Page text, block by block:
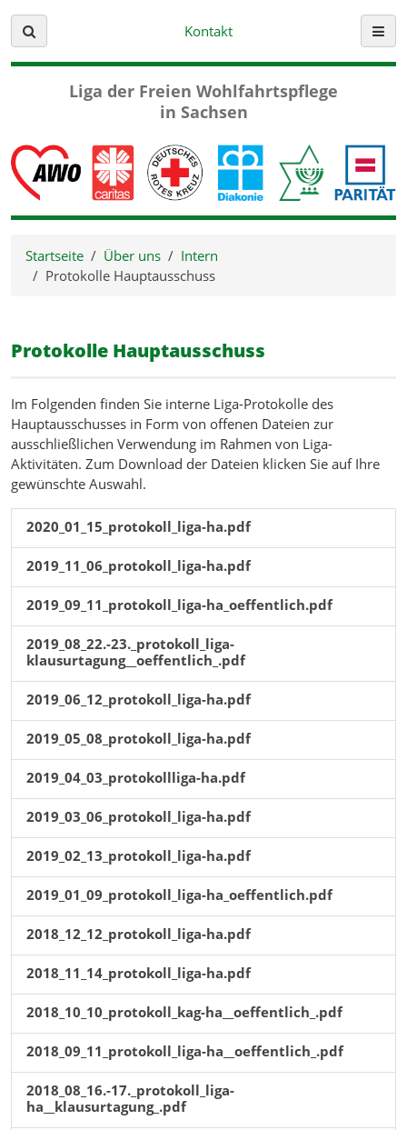
Suche
Kontakt
Liga der Freien Wohlfahrtspflege
in Sachsen
Startseite Über uns
Intern
Protokolle Hauptausschuss
Protokolle Hauptausschuss
Im Folgenden finden Sie interne Liga-Protokolle des
Hauptausschusses in Form von offenen Dateien zur
ausschließlichen Verwendung im Rahmen von Liga-
Aktivitäten. Zum Download der Dateien klicken Sie auf Ihre
gewünschte Auswahl.
2020_01_15_protokoll_liga-ha.pdf
2019_11_06_protokoll_liga-ha.pdf
2019_09_11_protokoll_liga-ha_oeffentlich.pdf
2019_08_22.-23._protokoll_liga-
klausurtagung__oeffentlich_.pdf
2019_06_12_protokoll_liga-ha.pdf
2019_05_08_protokoll_liga-ha.pdf
2019_04_03_protokollliga-ha.pdf
2019_03_06_protokoll_liga-ha.pdf
2019_02_13_protokoll_liga-ha.pdf
2019_01_09_protokoll_liga-ha_oeffentlich.pdf
2018_12_12_protokoll_liga-ha.pdf
2018_11_14_protokoll_liga-ha.pdf
2018_10_10_protokoll_kag-ha__oeffentlich_.pdf
2018_09_11_protokoll_liga-ha__oeffentlich_.pdf
2018_08_16.-17._protokoll_liga-
ha__klausurtagung_.pdf